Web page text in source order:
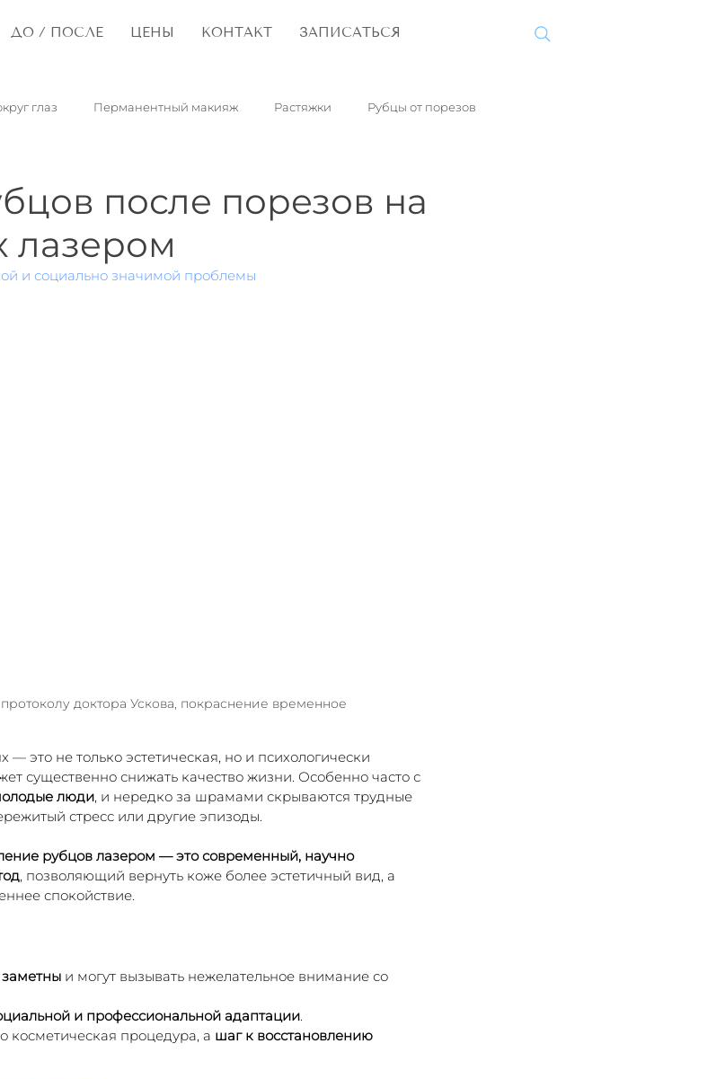
ДО / ПОСЛЕ ЦЕНЫ КОНТАКТ ЗАПИСАТЬСЯ
глаз Перманентный макияж Растяжки Рубцы от порезов
Папилломы Дети
после порезов на
лазером
и социально значимой проблемы
доктора Ускова, покраснение временное
это не только эстетическая, но и психологически
существенно снижать качество жизни. Особенно часто с
люди, и нередко за шрамами скрываются трудные
стресс или другие эпизоды.
рубцов лазером — это современный, научно
, позволяющий вернуть коже более эстетичный вид, а
спокойствие.
заметны и могут вызывать нежелательное внимание со
и профессиональной адаптации.
косметическая процедура, а шаг к восстановлению